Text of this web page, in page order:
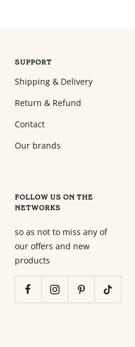
SUPPORT
Shipping & Delivery
Return & Refund
Contact
Our brands
FOLLOW US ON THE
NETWORKS
so as not to miss any of
our offers and new
products